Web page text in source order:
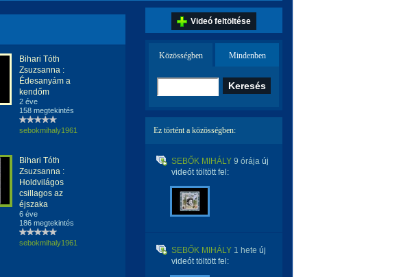
Bihari Tóth
Zsuzsanna :
Édesanyám a
kendőm
2 éve
158 megtekintés
sebokmihaly1961
Bihari Tóth
Zsuzsanna :
Holdvilágos
csillagos az
éjszaka
6 éve
186 megtekintés
sebokmihaly1961
Videó feltöltése
Közösségben Mindenben
Ez történt a közösségben:
SEBŐK MIHÁLY 9 órája új
videót töltött fel:
SEBŐK MIHÁLY 1 hete új
videót töltött fel: